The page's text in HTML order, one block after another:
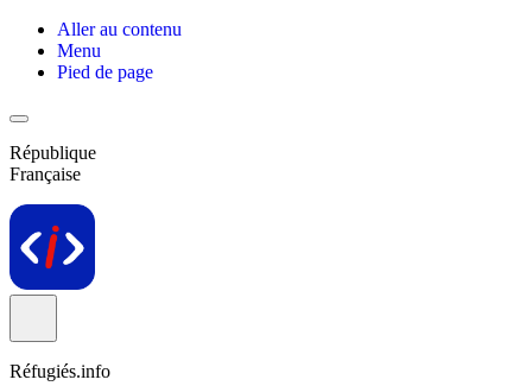
Aller au contenu
Menu
Pied de page
République
Française
Réfugiés.info